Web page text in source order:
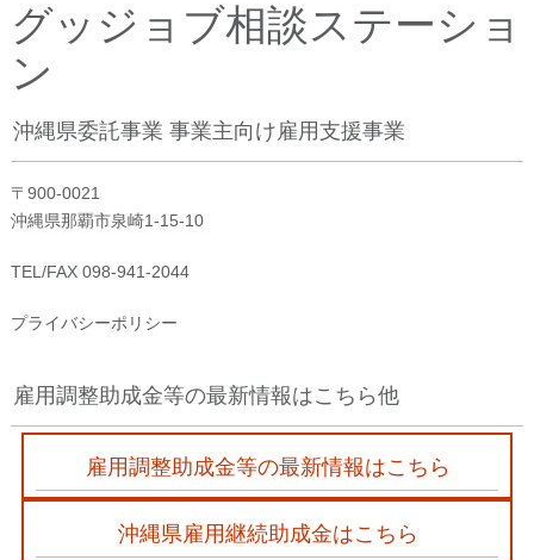
グッジョブ相談ステーショ
ン
沖縄県委託事業 事業主向け雇用支援事業
〒900-0021
沖縄県那覇市泉崎1-15-10
TEL/FAX 098-941-2044
プライバシーポリシー
雇用調整助成金等の最新情報はこちら他
雇用調整助成金等の最新情報はこちら
沖縄県雇用継続助成金はこちら